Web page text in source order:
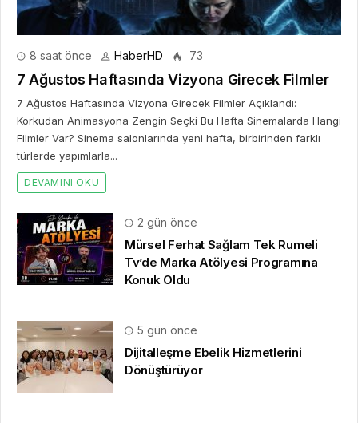
8 saat önce HaberHD 73
7 Ağustos Haftasında Vizyona Girecek Filmler
7 Ağustos Haftasında Vizyona Girecek Filmler Açıklandı:
Korkudan Animasyona Zengin Seçki Bu Hafta Sinemalarda Hangi
Filmler Var? Sinema salonlarında yeni hafta, birbirinden farklı
türlerde yapımlarla...
DEVAMINI OKU
2 gün önce
Mürsel Ferhat Sağlam Tek Rumeli
Tv’de Marka Atölyesi Programına
Konuk Oldu
5 gün önce
Dijitalleşme Ebelik Hizmetlerini
Dönüştürüyor